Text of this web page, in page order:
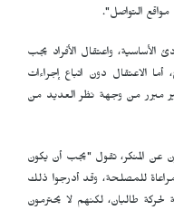
مواقع التواصل".
الأساسية، واعتقال الأفراد يجب
الاعتقال دون اتباع إجراءات
مبرر من وجهة نظر العديد من
عن المنكر، تقول "يجب أن يكون
للمصلحة، وقد أدرجوا ذلك
لحركة طالبان، لكنهم لا يحترمون